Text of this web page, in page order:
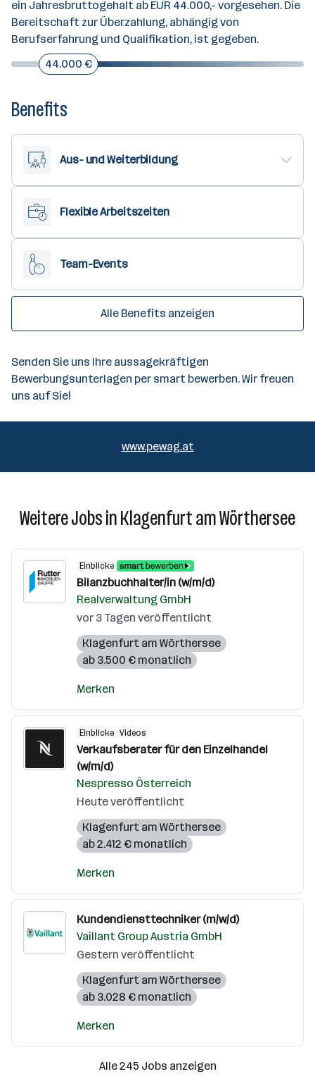
ein Jahresbruttogehalt ab EUR 44.000,- vorgesehen. Die
Bereitschaft zur Überzahlung, abhängig von
Berufserfahrung und Qualifikation, ist gegeben.
44.000 €
Benefits
Aus- und Weiterbildung
Flexible Arbeitszeiten
Team-Events
Alle Benefits anzeigen
Senden Sie uns Ihre aussagekräftigen
Bewerbungsunterlagen per smart bewerben. Wir freuen
uns auf Sie!
www.pewag.at
Weitere Jobs in Klagenfurt am Wörthersee
Einblicke
Bilanzbuchhalter/in (w/m/d)
Realverwaltung GmbH
vor 3 Tagen veröffentlicht
Klagenfurt am Wörthersee
ab 3.500 € monatlich
Merken
Einblicke Videos
Verkaufsberater für den Einzelhandel
(w/m/d)
Nespresso Österreich
Heute veröffentlicht
Klagenfurt am Wörthersee
ab 2.412 € monatlich
Merken
Kundendiensttechniker (m/w/d)
Vaillant Group Austria GmbH
Gestern veröffentlicht
Klagenfurt am Wörthersee
ab 3.028 € monatlich
Merken
Alle 245 Jobs anzeigen